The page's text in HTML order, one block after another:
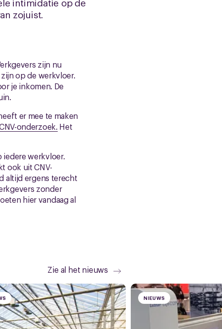
zojuist.
zijn nu
op de werkvloer.
je inkomen. De
er mee te maken
onderzoek. Het
werkvloer.
ook uit CNV-
altijd ergens terecht
zonder
hier vandaag al
Zie al het nieuws
NIEUWS